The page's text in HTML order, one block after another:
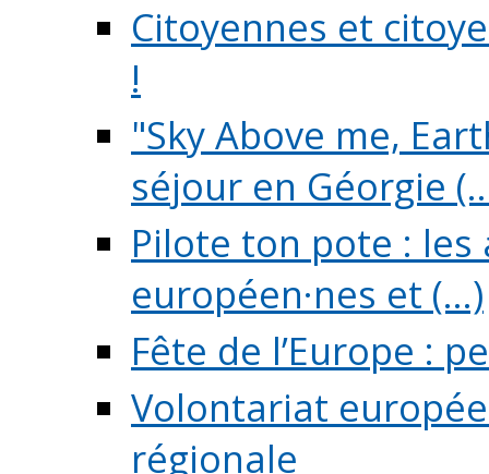
Citoyennes et
!
"Sky Above me,
séjour en Géorgie
Pilote ton pote :
européen·nes et (...)
Fête de l’Europe :
Volontariat
régionale